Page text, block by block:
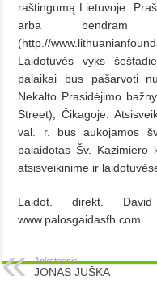
raštingumą Lietuvoje.
arba bendram
(http.//
Laidotuvės vyks
palaikai bus pašarvoti
Nekalto Prasidėjimo
Street), Čikagoje.
val. r. bus aukojamos
palaidotas Šv. Kazimiero
atsisveikinime ir
Laidot. direkt.
www.palosgaidasfh.com
Ankstesnis
JONAS JUŠKA